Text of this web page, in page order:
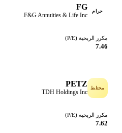
حرام FG
F&G Annuities & Life Inc.
مكرر الربحية (P/E)
7.46
مختلط PETZ
TDH Holdings Inc
مكرر الربحية (P/E)
7.62